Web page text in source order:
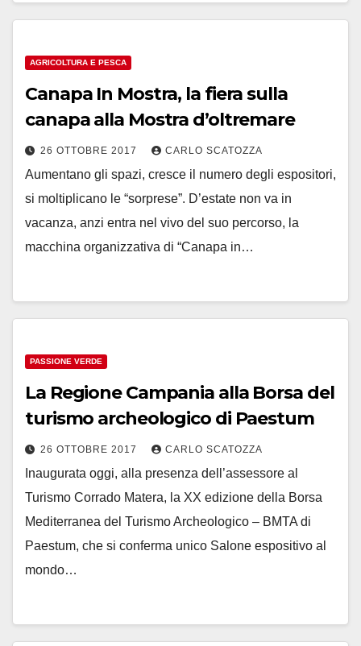
AGRICOLTURA E PESCA
Canapa In Mostra, la fiera sulla
canapa alla Mostra d’oltremare
26 OTTOBRE 2017 CARLO SCATOZZA
Aumentano gli spazi, cresce il numero degli espositori,
si moltiplicano le “sorprese”. D’estate non va in
vacanza, anzi entra nel vivo del suo percorso, la
macchina organizzativa di “Canapa in…
PASSIONE VERDE
La Regione Campania alla Borsa del
turismo archeologico di Paestum
26 OTTOBRE 2017 CARLO SCATOZZA
Inaugurata oggi, alla presenza dell’assessore al
Turismo Corrado Matera, la XX edizione della Borsa
Mediterranea del Turismo Archeologico – BMTA di
Paestum, che si conferma unico Salone espositivo al
mondo…